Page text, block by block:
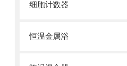
细胞计数器
恒温金属浴